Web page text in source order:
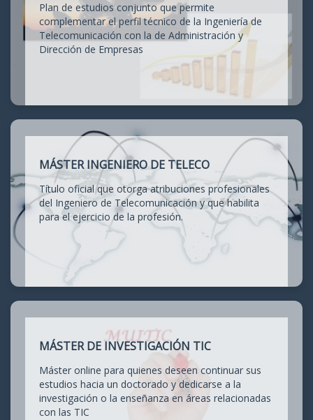
Plan de estudios conjunto que permite
complementar el perfil técnico de la Ingeniería de
Telecomunicación con la de Administración y
Dirección de Empresas
MÁSTER INGENIERO DE TELECO
Título oficial que otorga atribuciones profesionales
del Ingeniero de Telecomunicación y que habilita
para el ejercicio de la profesión.
MÁSTER DE INVESTIGACIÓN TIC
Máster online para quienes deseen continuar sus
estudios hacia un doctorado y dedicarse a la
investigación o la enseñanza en áreas relacionadas
con las TIC